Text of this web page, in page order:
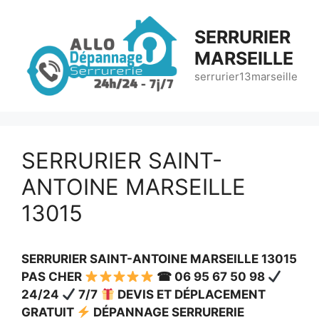
contenu
SERRURIER
MARSEILLE
serrurier13marseille
SERRURIER SAINT-
ANTOINE MARSEILLE
13015
SERRURIER SAINT-ANTOINE MARSEILLE 13015
PAS CHER
☎ 06 95 67 50 98
24/24
7/7
DEVIS ET DÉPLACEMENT
GRATUIT
DÉPANNAGE SERRURERIE